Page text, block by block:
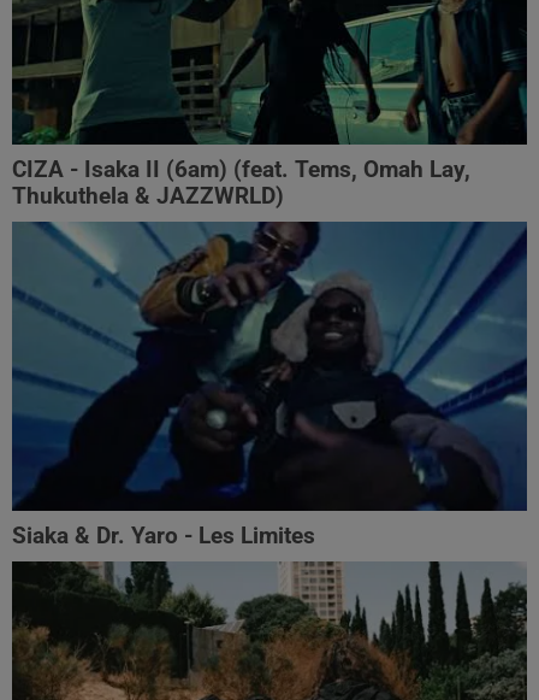
CIZA - Isaka II (6am) (feat. Tems, Omah Lay,
Thukuthela & JAZZWRLD)
Siaka & Dr. Yaro - Les Limites